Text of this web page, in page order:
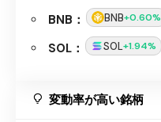
BNB： BNB+0.60%
SOL： SOL+1.94%
変動率が高い銘柄